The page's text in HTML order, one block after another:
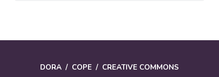
DORA / COPE / CREATIVE COMMONS